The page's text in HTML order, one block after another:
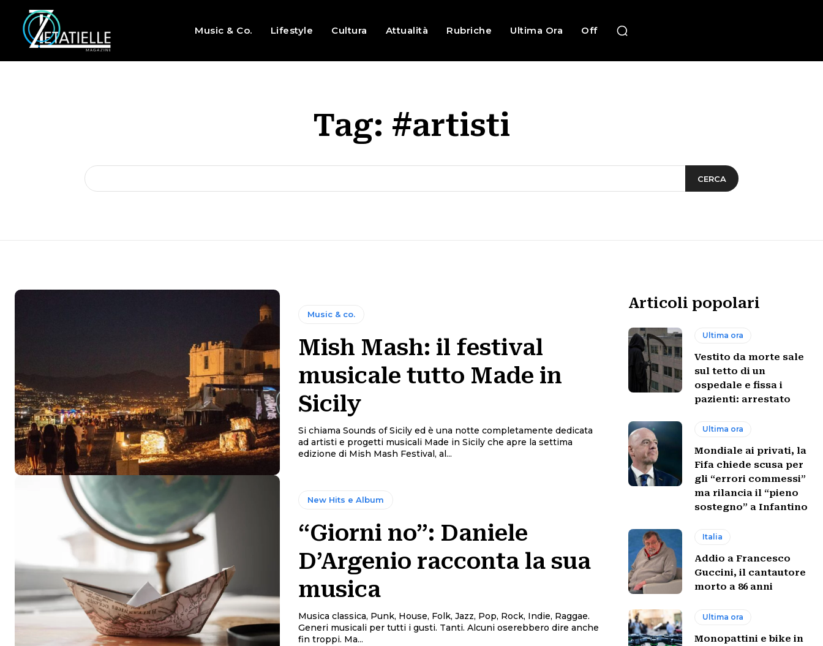
Music & Co. Lifestyle Cultura Attualità Rubriche Ultima Ora Off
Tag: #artisti
CERCA
Music & co.
Mish Mash: il festival
musicale tutto Made in
Sicily
Si chiama Sounds of Sicily ed è una notte completamente dedicata
ad artisti e progetti musicali Made in Sicily che apre la settima
edizione di Mish Mash Festival, al...
New Hits e Album
“Giorni no”: Daniele
D’Argenio racconta la sua
musica
Musica classica, Punk, House, Folk, Jazz, Pop, Rock, Indie, Raggae.
Generi musicali per tutti i gusti. Tanti. Alcuni oserebbero dire anche
fin troppi. Ma...
Articoli popolari
Ultima ora
Vestito da morte sale
sul tetto di un
ospedale e fissa i
pazienti: arrestato
Ultima ora
Mondiale ai privati, la
Fifa chiede scusa per
gli “errori commessi”
ma rilancia il “pieno
sostegno” a Infantino
Italia
Addio a Francesco
Guccini, il cantautore
morto a 86 anni
Ultima ora
Monopattini e bike in